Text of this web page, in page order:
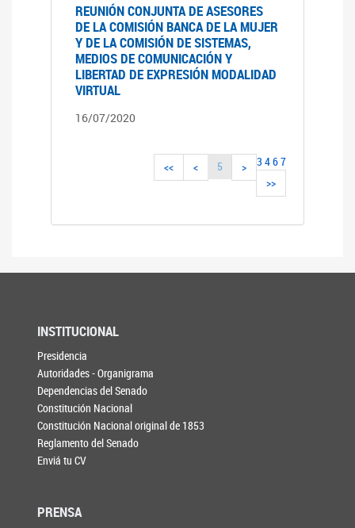
REUNIÓN CONJUNTA DE ASESORES
DE LA COMISIÓN BANCA DE LA MUJER
Y DE LA COMISIÓN DE SISTEMAS,
MEDIOS DE COMUNICACIÓN Y
LIBERTAD DE EXPRESIÓN MODALIDAD
VIRTUAL
16/07/2020
<< < 3 4
5 67
>
>>
INSTITUCIONAL
Presidencia
Autoridades - Organigrama
Dependencias del Senado
Constitución Nacional
Constitución Nacional original de 1853
Reglamento del Senado
Enviá tu CV
PRENSA